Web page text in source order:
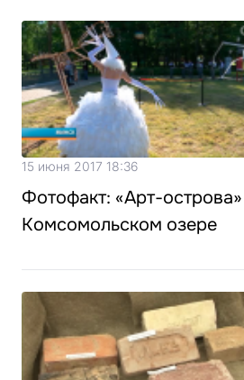
15 июня 2017 18:36
Фотофакт: «Арт-
Комсомольском озере